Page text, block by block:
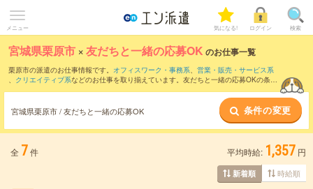
メニュー 気になる! ログイン 検索
宮城県栗原市 ×友だちと一緒の応募OK のお仕事一覧
栗原市の派遣のお仕事情報です。 オフィスワーク・事務系、 営業・販売・サービス系
、 クリエイティブ系などのお仕事を取り揃えています。友だちと一緒の応募OKの条件
宮城県栗原市 / 友だちと一緒の応募OK 条件の変更
全 7件 平均時給: 1,357 円
新着順 時給順